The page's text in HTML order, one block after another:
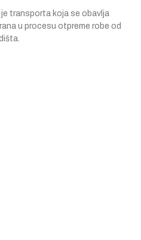
transporta koja se obavlja
u procesu otpreme robe od